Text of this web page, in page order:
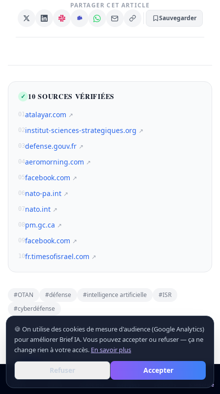
🍪 On utilise des cookies de mesure d'audience (Google Analytics)
pour améliorer Brief IA. Vous pouvez accepter ou refuser — ça ne
change rien à votre accès. En savoir plus
Refuser Accepter
PARTAGER CET ARTICLE
Sauvegarder
✓ 10 SOURCES VÉRIFIÉES
01atalayar.com ↗
02institut-sciences-strategiques.org ↗
03defense.gouv.fr ↗
04aeromorning.com ↗
05facebook.com ↗
06nato-pa.int ↗
07nato.int ↗
08pm.gc.ca ↗
09facebook.com ↗
10fr.timesofisrael.com ↗
#OTAN #défense #intelligence artificielle #ISR
#cyberdéfense
BriefIA
L'actualité IA en français, chaque jour.
Tous nos articles sont sourcés et
Tous les articles →
S'inscrire
S'inscrire